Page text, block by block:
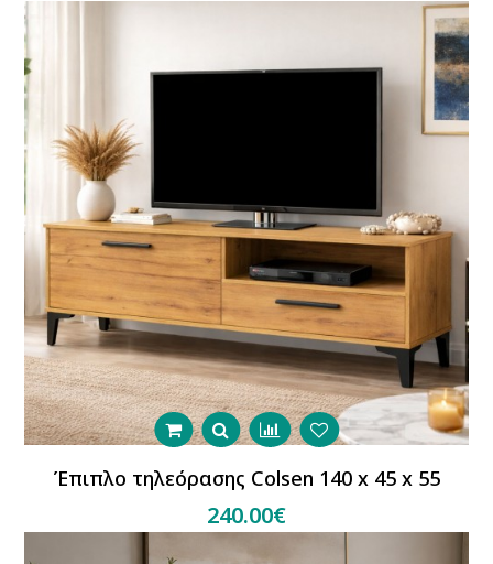
Έπιπλο τηλεόρασης Colsen 140 x 45 x 55
240.00€